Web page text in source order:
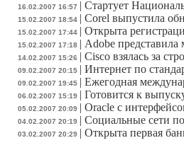
16.02.2007 16:57 | Стартует
15.02.2007 18:54 | Corel выпустила
15.02.2007 17:44 | Открыта
15.02.2007 17:18 | Adobe
14.02.2007 15:26 | Cisco взялась за
09.02.2007 20:15 | Интернет по
09.02.2007 19:45 | Ежегодная
06.02.2007 15:19 | Готовится к
05.02.2007 20:09 | Oracle с
04.02.2007 20:19 | Социальные сети
03.02.2007 20:29 | Открыта первая